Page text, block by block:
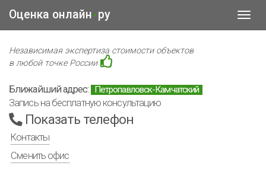
Оценка онлайн • ру
Независимая экспертиза стоимости объектов
в любой точке России
Ближайший адрес: Петропавловск-Камчатский
Запись на бесплатную консультацию
Показать телефон
Контакты
Сменить офис